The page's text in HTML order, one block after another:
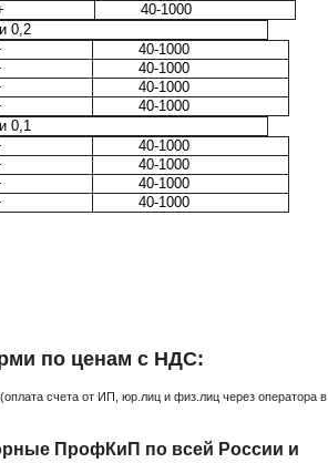
40-1000
точности 0,2
40-1000
40-1000
40-1000
40-1000
точности 0,1
40-1000
40-1000
40-1000
40-1000
по ценам с НДС:
счета от ИП, юр.лиц и физ.лиц через оператора в
ПрофКиП по всей России и